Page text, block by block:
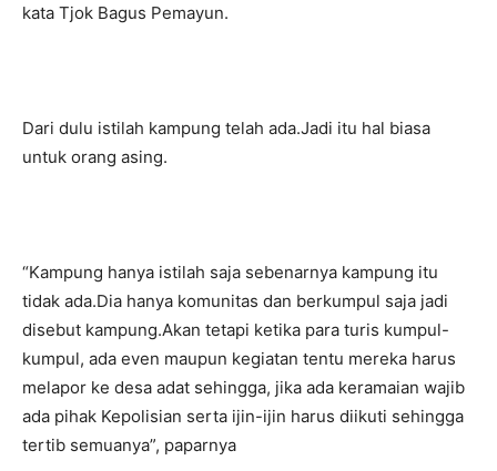
kata Tjok Bagus Pemayun.
Dari dulu istilah kampung telah ada.Jadi itu hal biasa
untuk orang asing.
“Kampung hanya istilah saja sebenarnya kampung itu
tidak ada.Dia hanya komunitas dan berkumpul saja jadi
disebut kampung.Akan tetapi ketika para turis kumpul-
kumpul, ada even maupun kegiatan tentu mereka harus
melapor ke desa adat sehingga, jika ada keramaian wajib
ada pihak Kepolisian serta ijin-ijin harus diikuti sehingga
tertib semuanya”, paparnya